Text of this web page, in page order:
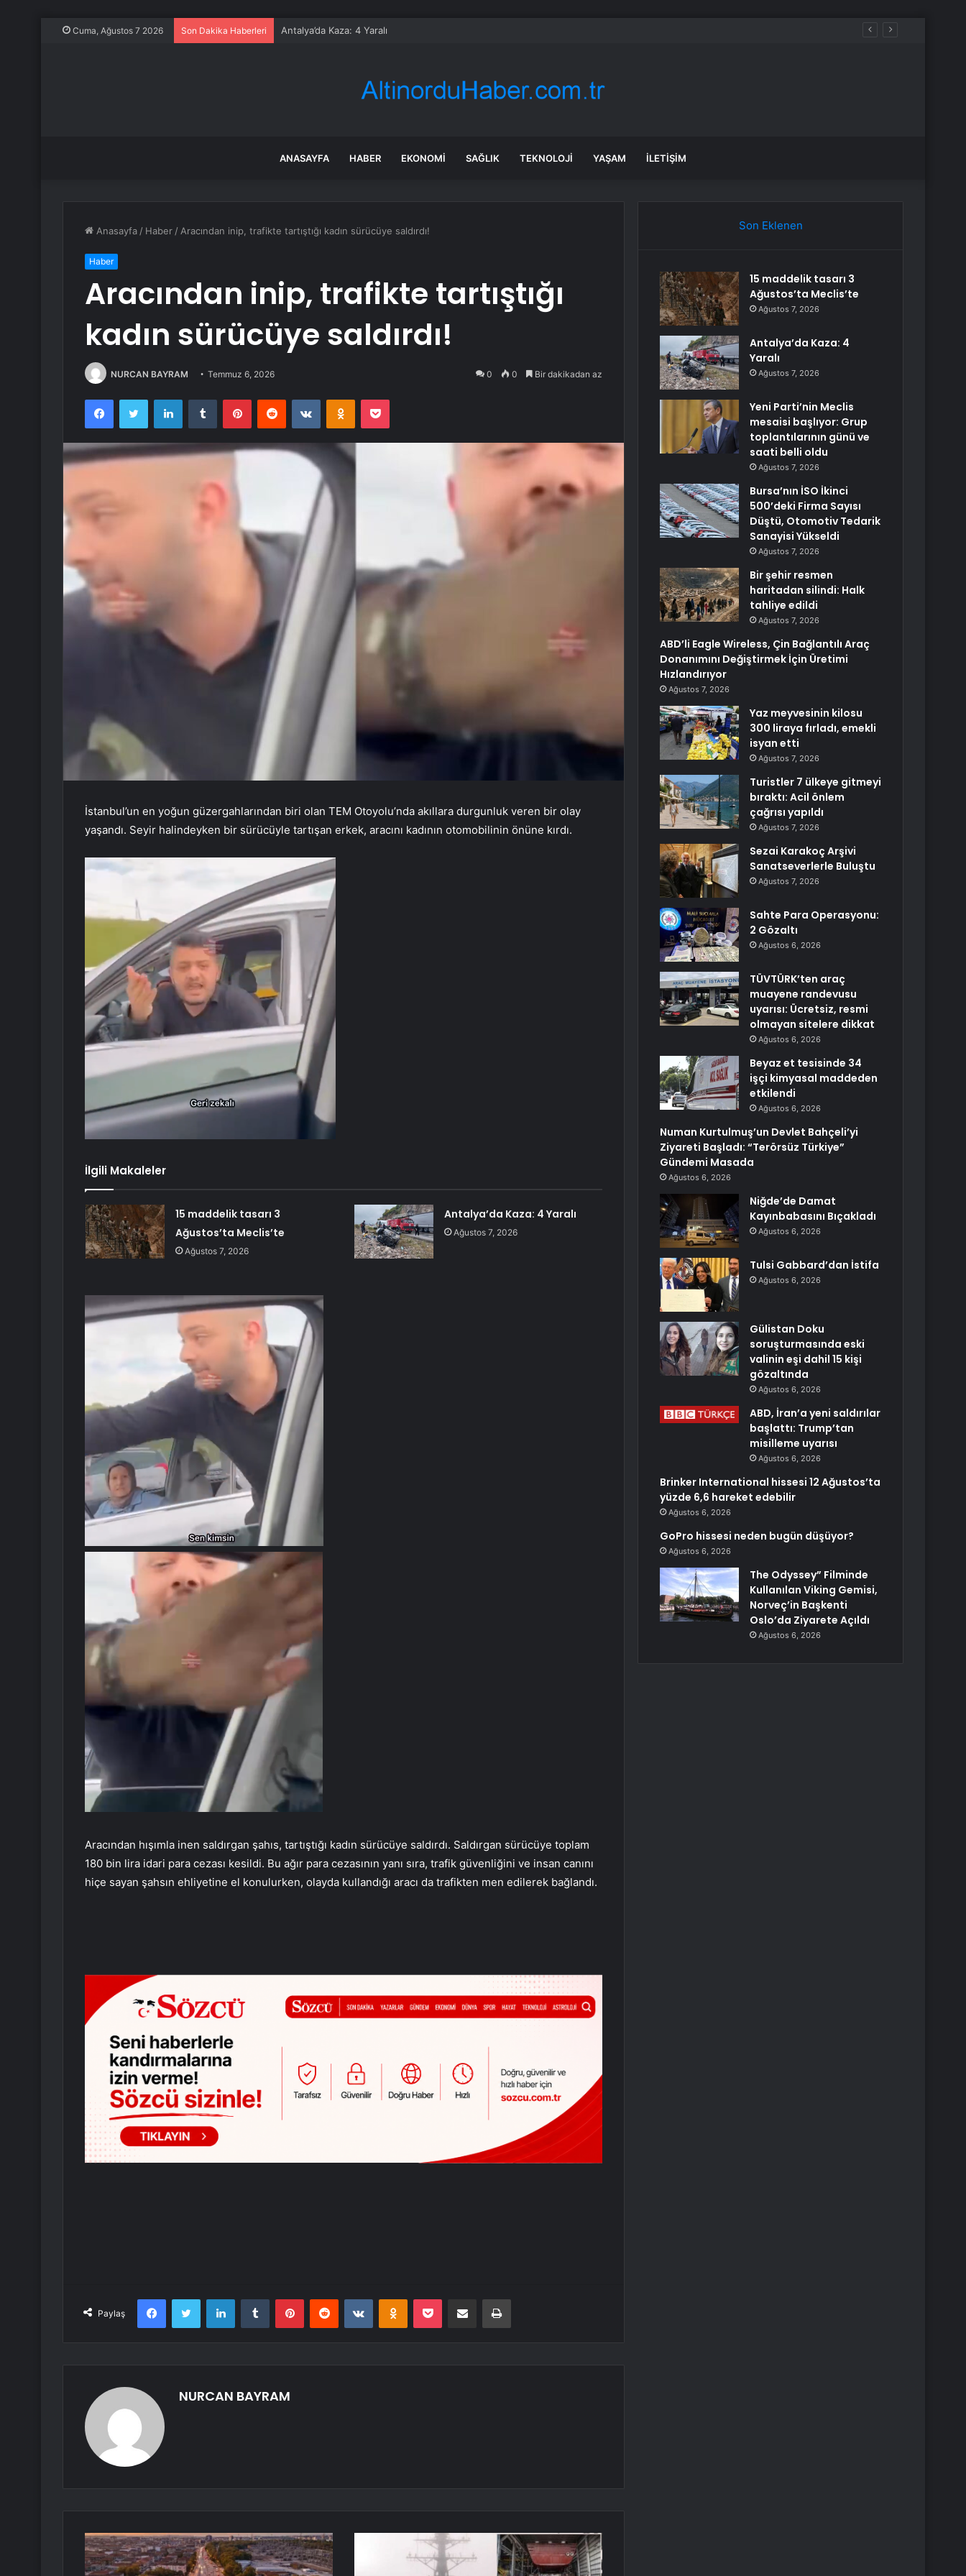
Cuma, Ağustos 7 2026 Son Dakika Haberleri Antalya’da Kaza: 4 Yaralı
ANASAYFA HABER EKONOMI SAĞLIK TEKNOLOJI YAŞAM İLETIŞIM
Anasayfa / Haber / Aracından inip, trafikte tartıştığı kadın sürücüye saldırdı!
Haber
Aracından inip, trafikte tartıştığı
kadın sürücüye saldırdı!
NURCAN BAYRAM Temmuz 6, 2026 0 0 Bir dakikadan az
FacebookTwitter LinkedInTumblr PinterestReddit VKontakteOdnoklassniki
Pocket
İstanbul’un en yoğun güzergahlarından biri olan TEM Otoyolu’nda akıllara durgunluk veren bir olay
yaşandı. Seyir halindeyken bir sürücüyle tartışan erkek, aracını kadının otomobilinin önüne kırdı.
İlgili Makaleler
15 maddelik tasarı 3
Ağustos’ta Meclis’te
Ağustos 7, 2026
Antalya’da Kaza: 4 Yaralı
Ağustos 7, 2026
Aracından hışımla inen saldırgan şahıs, tartıştığı kadın sürücüye saldırdı. Saldırgan sürücüye toplam
180 bin lira idari para cezası kesildi. Bu ağır para cezasının yanı sıra, trafik güvenliğini ve insan canını
hiçe sayan şahsın ehliyetine el konulurken, olayda kullandığı aracı da trafikten men edilerek bağlandı.
Paylaş
FacebookTwitter LinkedInTumblr PinterestReddit VKontakteOdnoklassniki
Pocket E-Posta ile paylaş Yazdır
NURCAN BAYRAM
Son Eklenen
15 maddelik tasarı 3
Ağustos’ta Meclis’te
Ağustos 7, 2026
Antalya’da Kaza: 4
Yaralı
Ağustos 7, 2026
Yeni Parti’nin Meclis
mesaisi başlıyor: Grup
toplantılarının günü ve
saati belli oldu
Ağustos 7, 2026
Bursa’nın İSO İkinci
500’deki Firma Sayısı
Düştü, Otomotiv Tedarik
Sanayisi Yükseldi
Ağustos 7, 2026
Bir şehir resmen
haritadan silindi: Halk
tahliye edildi
Ağustos 7, 2026
ABD’li Eagle Wireless, Çin Bağlantılı Araç
Donanımını Değiştirmek İçin Üretimi
Hızlandırıyor
Ağustos 7, 2026
Yaz meyvesinin kilosu
300 liraya fırladı, emekli
isyan etti
Ağustos 7, 2026
Turistler 7 ülkeye gitmeyi
bıraktı: Acil önlem
çağrısı yapıldı
Ağustos 7, 2026
Sezai Karakoç Arşivi
Sanatseverlerle Buluştu
Ağustos 7, 2026
Sahte Para Operasyonu:
2 Gözaltı
Ağustos 6, 2026
TÜVTÜRK’ten araç
muayene randevusu
uyarısı: Ücretsiz, resmi
olmayan sitelere dikkat
Ağustos 6, 2026
Beyaz et tesisinde 34
işçi kimyasal maddeden
etkilendi
Ağustos 6, 2026
Numan Kurtulmuş’un Devlet Bahçeli’yi
Ziyareti Başladı: “Terörsüz Türkiye”
Gündemi Masada
Ağustos 6, 2026
Niğde’de Damat
Kayınbabasını Bıçakladı
Ağustos 6, 2026
Tulsi Gabbard’dan İstifa
Ağustos 6, 2026
Gülistan Doku
soruşturmasında eski
valinin eşi dahil 15 kişi
gözaltında
Ağustos 6, 2026
ABD, İran’a yeni saldırılar
başlattı: Trump’tan
misilleme uyarısı
Ağustos 6, 2026
Brinker International hissesi 12 Ağustos’ta
yüzde 6,6 hareket edebilir
Ağustos 6, 2026
GoPro hissesi neden bugün düşüyor?
Ağustos 6, 2026
The Odyssey” Filminde
Kullanılan Viking Gemisi,
Norveç’in Başkenti
Oslo’da Ziyarete Açıldı
Ağustos 6, 2026